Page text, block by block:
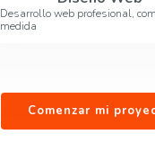
Desarrollo web profesional,
medida
Comenzar mi